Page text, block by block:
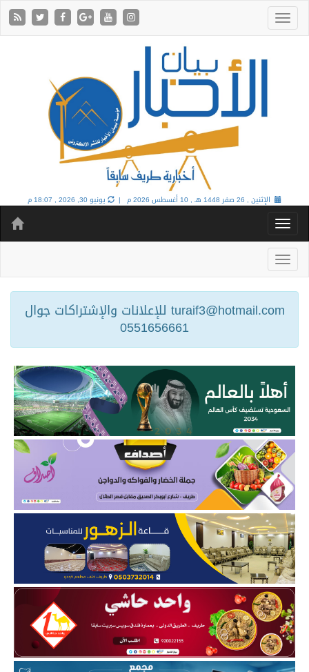
الإثنين , 26 صفر 1448 هـ , 10 أغسطس 2026 م | يونيو 30, 2026 , 18:07 م
turaif3@hotmail.com للإعلانات والإشتراكات جوال
0551656661